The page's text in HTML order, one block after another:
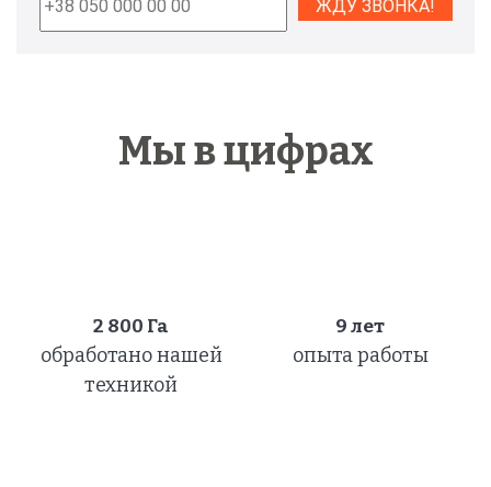
Мы в цифрах
2 800 Га
обработано нашей
техникой
9 лет
опыта работы